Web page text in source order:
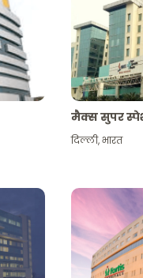
मैक्स सुपर
दिल्ली,भारत